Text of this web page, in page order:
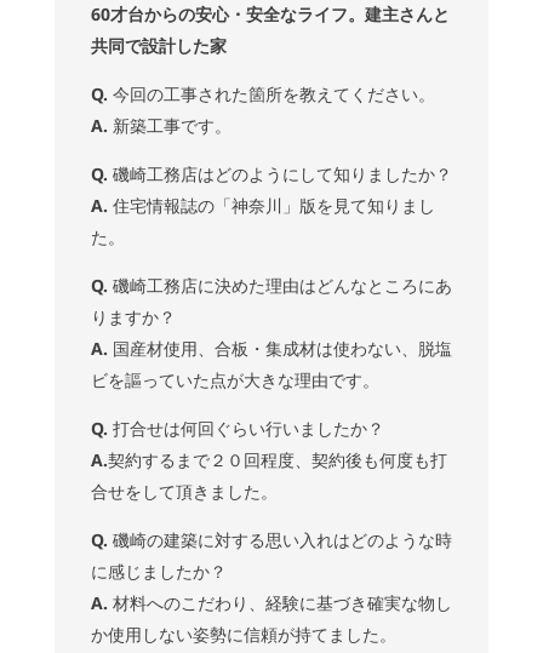
60才台からの安心・安全なライフ。建主さんと
共同で設計した家
Q. 今回の工事された箇所を教えてください。
A. 新築工事です。
Q. 磯崎工務店はどのようにして知りましたか？
A. 住宅情報誌の「神奈川」版を見て知りまし
た。
Q. 磯崎工務店に決めた理由はどんなところにあ
りますか？
A. 国産材使用、合板・集成材は使わない、脱塩
ビを謳っていた点が大きな理由です。
Q. 打合せは何回ぐらい行いましたか？
A.契約するまで２０回程度、契約後も何度も打
合せをして頂きました。
Q. 磯崎の建築に対する思い入れはどのような時
に感じましたか？
A. 材料へのこだわり、経験に基づき確実な物し
か使用しない姿勢に信頼が持てました。